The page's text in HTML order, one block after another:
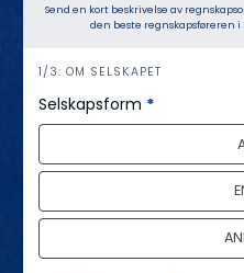
Send en kort beskrivelse av
den beste regnskapsføreren
h
e
r
1/3: OM SELSKAPET
Selskapsform *